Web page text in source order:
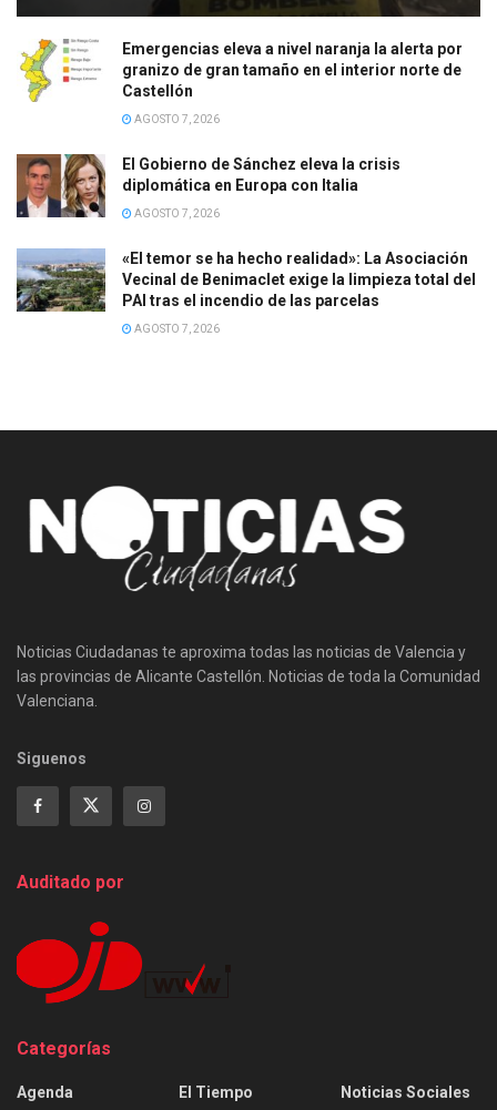
Emergencias eleva a nivel naranja la alerta por
granizo de gran tamaño en el interior norte de
Castellón
AGOSTO 7, 2026
El Gobierno de Sánchez eleva la crisis
diplomática en Europa con Italia
AGOSTO 7, 2026
«El temor se ha hecho realidad»: La Asociación
Vecinal de Benimaclet exige la limpieza total del
PAI tras el incendio de las parcelas
AGOSTO 7, 2026
Noticias Ciudadanas te aproxima todas las noticias de Valencia y
las provincias de Alicante Castellón. Noticias de toda la Comunidad
Valenciana.
Siguenos
Auditado por
Categorías
Agenda
El Tiempo
Noticias Sociales